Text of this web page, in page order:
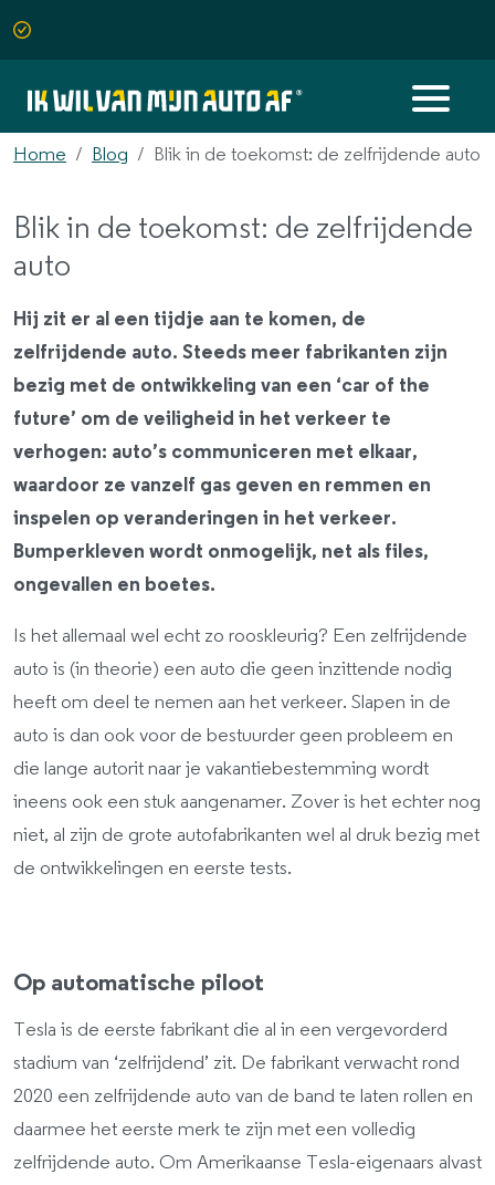
Home Blog Blik in de toekomst: de zelfrijdende auto
Blik in de toekomst: de zelfrijdende
auto
Hij zit er al een tijdje aan te komen, de
zelfrijdende auto. Steeds meer fabrikanten zijn
bezig met de ontwikkeling van een ‘car of the
future’ om de veiligheid in het verkeer te
verhogen: auto’s communiceren met elkaar,
waardoor ze vanzelf gas geven en remmen en
inspelen op veranderingen in het verkeer.
Bumperkleven wordt onmogelijk, net als files,
ongevallen en boetes.
Is het allemaal wel echt zo rooskleurig? Een zelfrijdende
auto is (in theorie) een auto die geen inzittende nodig
heeft om deel te nemen aan het verkeer. Slapen in de
auto is dan ook voor de bestuurder geen probleem en
die lange autorit naar je vakantiebestemming wordt
ineens ook een stuk aangenamer. Zover is het echter nog
niet, al zijn de grote autofabrikanten wel al druk bezig met
de ontwikkelingen en eerste tests.
Op automatische piloot
Tesla is de eerste fabrikant die al in een vergevorderd
stadium van ‘zelfrijdend’ zit. De fabrikant verwacht rond
2020 een zelfrijdende auto van de band te laten rollen en
daarmee het eerste merk te zijn met een volledig
zelfrijdende auto. Om Amerikaanse Tesla-eigenaars alvast